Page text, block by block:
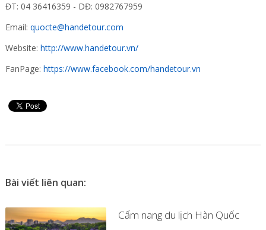
ĐT: 04 36416359 - DĐ: 0982767959
Email: quocte@handetour.com
Website: http://www.handetour.vn/
FanPage: https://www.facebook.com/handetour.vn
Bài viết liên quan:
Cẩm nang du lịch Hàn Quốc